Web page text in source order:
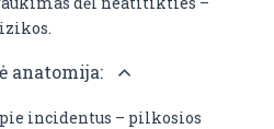
anatomija:
incidentus – pilkosios